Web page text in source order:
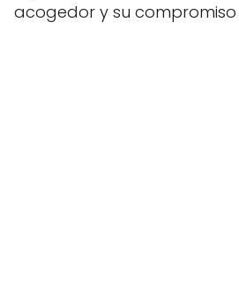
acogedor y su compromiso